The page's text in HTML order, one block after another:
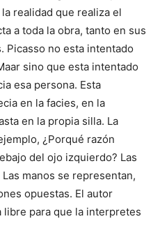
realidad que realiza el
a toda la obra, tanto en sus
Picasso no esta intentado
sino que esta intentado
esa persona. Esta
en la facies, en la
en la propia silla. La
¿Porqué razón
del ojo izquierdo? Las
manos se representan,
opuestas. El autor
libre para que la interpretes